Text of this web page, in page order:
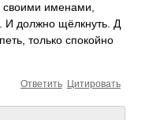
своими именами,
И должно щёлкнуть. Д
только спокойно
Цитировать
Ответить